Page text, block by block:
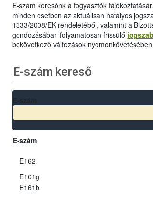
E-szám keresőnk a fogyasztók
minden esetben az aktuálisan hatályos
1333/2008/EK rendeletéből, valamint a
gondozásában folyamatosan frissülő
bekövetkező változások nyomonkövetésében.
E-szám kereső
E-szám
E162
E161g
E161b